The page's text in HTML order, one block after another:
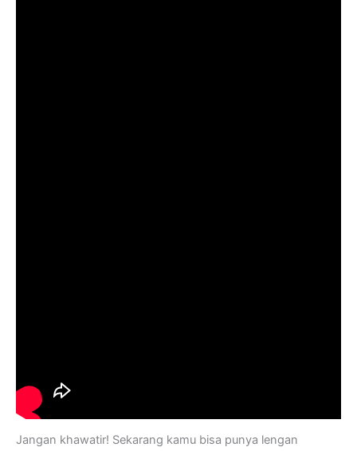
Jangan khawatir! Sekarang kamu bisa punya lengan